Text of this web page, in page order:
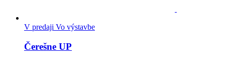
V predaji Vo výstavbe
Čerešne UP